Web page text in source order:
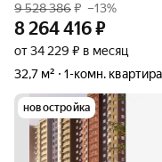
9 528 386₽ –13%
8 264 416₽
от 34 229 ₽ в месяц
32,7 м²
1-комн. квартира
новостройка